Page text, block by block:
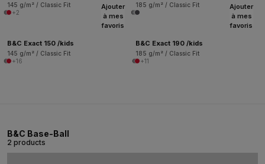
145 g/m² / Classic Fit
+2
185 g/m² / Classic Fit
Ajouter
à mes
favoris
B&C Exact 150 /kids
145 g/m² / Classic Fit
+16
Ajouter
à mes
favoris
B&C Exact 190 /kids
185 g/m² / Classic Fit
+11
B&C Base-Ball
2 products